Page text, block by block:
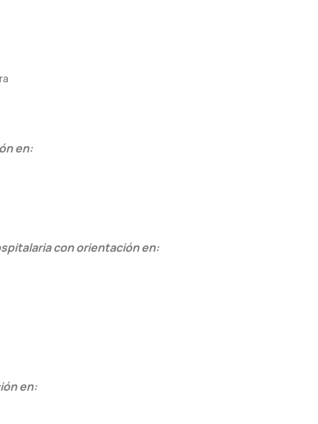
en:
con orientación en:
en: